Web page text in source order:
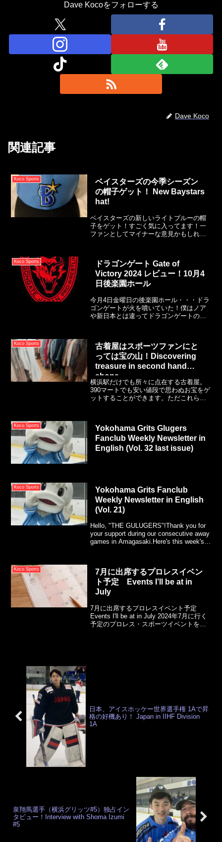
Dave Kocoをフォローする
Dave Koco
関連記事
Koco Sports
ベイスターズの今季シーズン
の帽子ゲット！ New Baystars
hat!
ベイスターズの新しいライトブルーの帽
子をゲット！すごく気に入ってます！一
ファンとしてマイナーな意見かもしれま
にあるので、近い将来それも買うかもし
れません。
Koco Sports
ドラゴンゲート Gate of
Victory 2024 レビュー！10月4
日後楽園ホール
今月4日金曜日の後楽園ホール・・・ドラ
ゴンゲートが火を噴いていた！僕はノア
や新日本とは違ってドラゴンゲートのマ
いう人気っぷり。て行っても、わかりや
すい流れを魅せてくれることです。
Koco Sports
古着屋はスポーツファンにと
っては宝の山！Discovering
treasure in second hand
shops
横浜駅だけでも所々に点在する古着屋。
390マートでも安い値段で思わぬお宝をゲ
ットすることができます。ただこれらの
す。例えばこのユニフォーム。アトラン
タ・スラッシャーズのユニフォームが横
浜駅西口に近い店で（残念ながら現在は
閉店）たったの1,000円で買うことができ
Koco Sports
Yokohama Grits Glugers
Fanclub Weekly Newsletter in
English (Vol. 32 last issue)
Koco Sports
Yokohama Grits Fanclub
Weekly Newsletter in English
(Vol. 21)
Hello, "THE GULUGERS"!Thank you for
your support during our consecutive away
games in Amagasaki.Here's this week's
Koco Sports
7月に出席するプロレスイベン
ト予定 Events I’ll be at in
July
7月に出席するプロレスイベント予定
Events I'll be at in July 2024年7月に行く
予定のプロレス・スポーツイベントをこ
日本、アイスホッケー世界選手権 1Aで昇
格の好機あり！ Japan in IIHF Division
1A
泉翔馬選手（横浜グリッツ#5）独占イン
タビュー！Interview with Shoma Izumi
#5